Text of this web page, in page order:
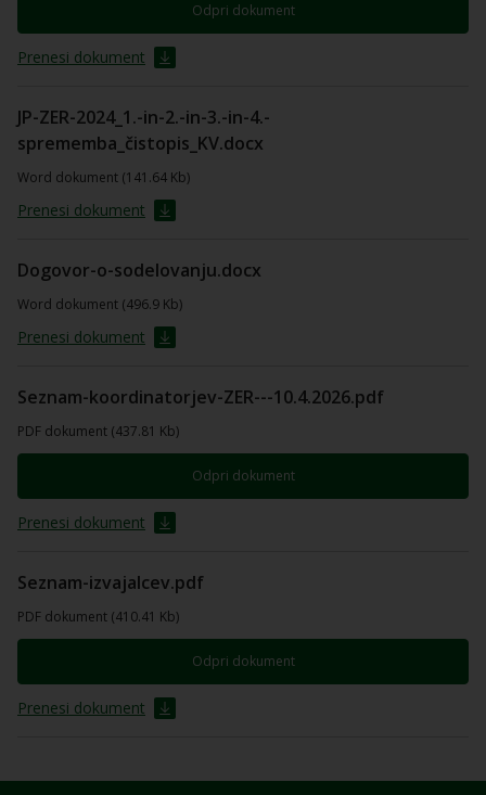
Odpri dokument
Prenesi dokument
JP-ZER-2024_1.-in-2.-in-3.-in-4.-
sprememba_čistopis_KV.docx
Word dokument (141.64 Kb)
Prenesi dokument
Dogovor-o-sodelovanju.docx
Word dokument (496.9 Kb)
Prenesi dokument
Seznam-koordinatorjev-ZER---10.4.2026.pdf
PDF dokument (437.81 Kb)
Odpri dokument
Prenesi dokument
Seznam-izvajalcev.pdf
PDF dokument (410.41 Kb)
Odpri dokument
Prenesi dokument